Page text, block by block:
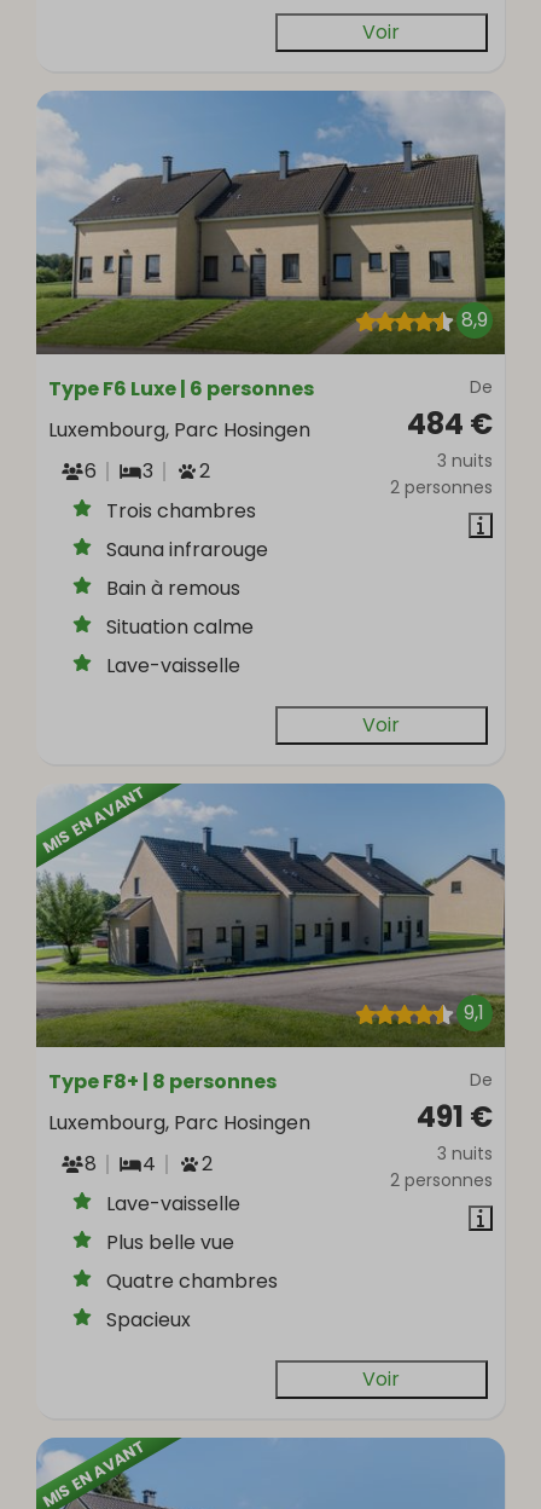
Voir
8,9
De
484 €
3 nuits
2 personnes
Type F6 Luxe | 6 personnes
Luxembourg, Parc Hosingen
6
3
2
Trois chambres
Sauna infrarouge
Bain à remous
Situation calme
Lave-vaisselle
Voir
MIS EN AVANT
9,1
De
491 €
3 nuits
2 personnes
Type F8+ | 8 personnes
Luxembourg, Parc Hosingen
8
4
2
Lave-vaisselle
Plus belle vue
Quatre chambres
Spacieux
Voir
MIS EN AVANT